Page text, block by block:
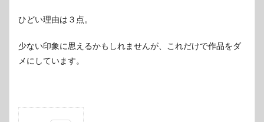
ひどい理由は３点。
少ない印象に思えるかもしれませんが、これだけで作品をダ
メにしています。